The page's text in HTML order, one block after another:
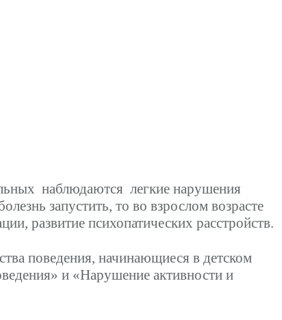
наблюдаются легкие нарушения
запустить, то во взрослом возрасте
развитие психопатических расстройств.
поведения, начинающиеся в детском
и «Нарушение активности и